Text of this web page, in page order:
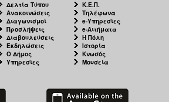
Δελτία Τύπου
Ανακοινώσεις
Διαγωνισμοί
Προσλήψεις
Διαβουλεύσεις
Εκδηλώσεις
Ο Δήμος
Υπηρεσίες
Κ.Ε.Π.
Τηλέφωνα
e-Υπηρεσίες
e-Αιτήματα
Η Πόλη
Ιστορία
Κνωσός
Μουσεία